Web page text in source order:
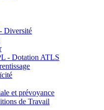
Diversité
- Dotation ATLS
et prévoyance
de Travail